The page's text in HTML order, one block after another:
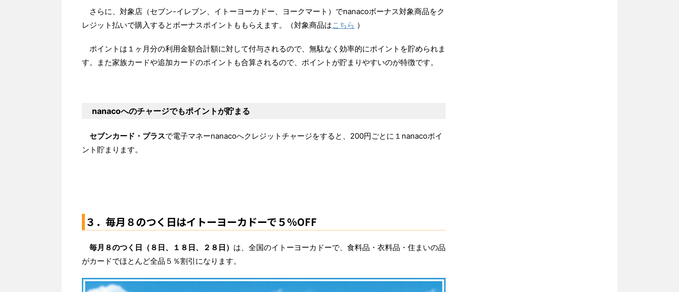
さらに、対象店（セブン-イレブン、イトーヨーカドー、ヨークマート）でnanacoボーナス対象商品をク
レジット払いで購入するとボーナスポイントももらえます。（対象商品はこちら ）
ポイントは１ヶ月分の利用金額合計額に対して付与されるので、無駄なく効率的にポイントを貯められま
す。また家族カードや追加カードのポイントも合算されるので、ポイントが貯まりやすいのが特徴です。
nanacoへのチャージでもポイントが貯まる
セブンカード・プラスで電子マネーnanacoへクレジットチャージをすると、200円ごとに１nanacoポイ
ント貯まります。
３．毎月８のつく日はイトーヨーカドーで５％OFF
毎月８のつく日（８日、１８日、２８日） は、全国のイトーヨーカドーで、食料品・衣料品・住まいの品
がカードでほとんど全品５％割引になります。